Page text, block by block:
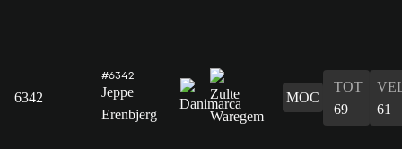
6342
#6342
Jeppe
Erenbjerg
MOC
TOT
69
61